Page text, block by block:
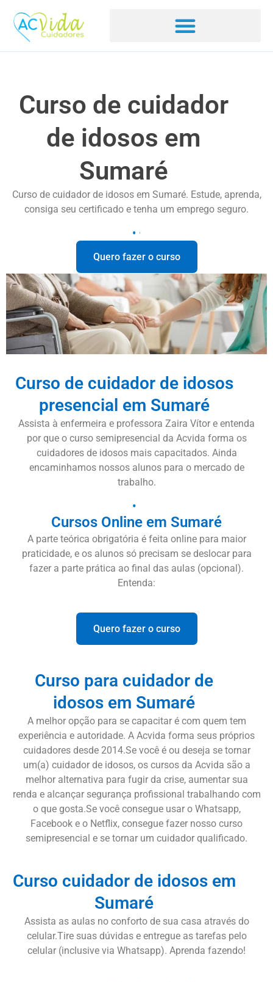
Curso de cuidador
de idosos em
Sumaré
Curso de cuidador de idosos em Sumaré. Estude, aprenda,
consiga seu certificado e tenha um emprego seguro.
Quero fazer o curso
Curso de cuidador de idosos
presencial em Sumaré
Assista à enfermeira e professora Zaira Vítor e entenda
por que o curso semipresencial da Acvida forma os
cuidadores de idosos mais capacitados. Ainda
encaminhamos nossos alunos para o mercado de
trabalho.
Cursos Online em Sumaré
A parte teórica obrigatória é feita online para maior
praticidade, e os alunos só precisam se deslocar para
fazer a parte prática ao final das aulas (opcional).
Entenda:
Quero fazer o curso
Curso para cuidador de
idosos em Sumaré
A melhor opção para se capacitar é com quem tem
experiência e autoridade. A Acvida forma seus próprios
cuidadores desde 2014.Se você é ou deseja se tornar
um(a) cuidador de idosos, os cursos da Acvida são a
melhor alternativa para fugir da crise, aumentar sua
renda e alcançar segurança profissional trabalhando com
o que gosta.Se você consegue usar o Whatsapp,
Facebook e o Netflix, consegue fazer nosso curso
semipresencial e se tornar um cuidador qualificado.
Curso cuidador de idosos em
Sumaré
Assista as aulas no conforto de sua casa através do
celular.Tire suas dúvidas e entregue as tarefas pelo
celular (inclusive via Whatsapp). Aprenda fazendo!